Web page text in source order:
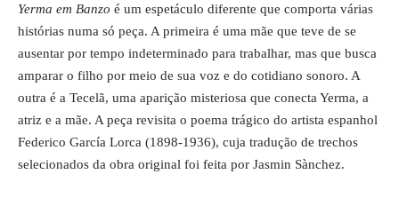
Yerma em Banzo é um espetáculo diferente que comporta várias
histórias numa só peça. A primeira é uma mãe que teve de se
ausentar por tempo indeterminado para trabalhar, mas que busca
amparar o filho por meio de sua voz e do cotidiano sonoro. A
outra é a Tecelã, uma aparição misteriosa que conecta Yerma, a
atriz e a mãe. A peça revisita o poema trágico do artista espanhol
Federico García Lorca (1898-1936), cuja tradução de trechos
selecionados da obra original foi feita por Jasmin Sànchez.